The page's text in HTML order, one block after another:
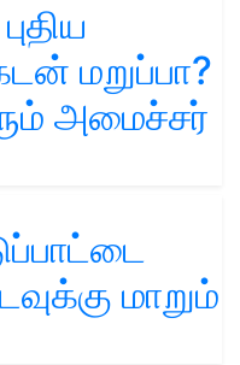
மறுப்பா?
அமைச்சர்
மாறும்